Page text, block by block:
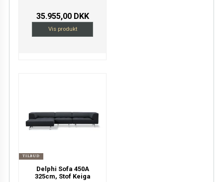
35.955,00 DKK
Vis produkt
TILBUD
Delphi Sofa 450A
325cm, Stof Keiga